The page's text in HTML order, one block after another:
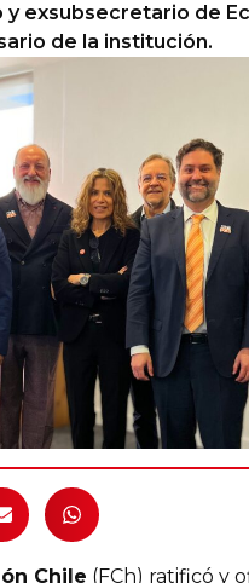
y exsubsecretario de
de la institución.
Chile (FCh) ratificó y